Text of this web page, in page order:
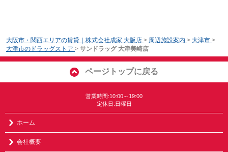
大阪市・関西エリアの賃貸｜株式会社成家 大阪店 > 周辺施設案内 > 大津市 >
大津市のドラッグストア > サンドラッグ 大津美崎店
ページトップに戻る
営業時間:10:00～19:00
定休日:日曜日
ホーム
会社概要